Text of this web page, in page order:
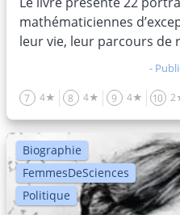
mathématiciennes
leur vie, leur parcours de
-
7 4★ 8 4★ 9 4★ 10
Biographie
FemmesDeSciences
Politique